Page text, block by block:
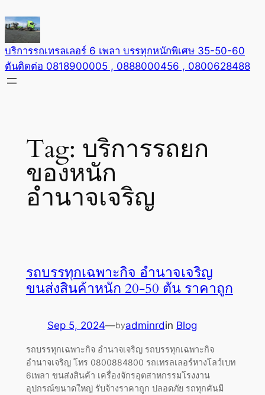
to
content
บริการรถเทรลเลอร์ 6 เพลา บรรทุกหนักพิเศษ 35-50-60
ตันติดต่อ 0818900005 , 0888000456 , 0800628488
Tag: บริการรถยก
ของหนัก
อำนาจเจริญ
รถบรรทุกเฉพาะกิจ อำนาจเจริญ
ขนส่งสินค้าหนัก 20-50 ตัน ราคาถูก
Sep 5, 2024—byadminrdin Blog
รถบรรทุกเฉพาะกิจ อำนาจเจริญ รถบรรทุกเฉพาะกิจ
อำนาจเจริญ โทร 0800884800 รถเทรลเลอร์หางโลว์เบท
6เพลา ขนส่งสินค้า เครื่องจักรอุตสาหกรรมโรงงาน
อุปกรณ์ขนาดใหญ่ รับจ้างราคาถูก ปลอดภัย รถทุกคันมี